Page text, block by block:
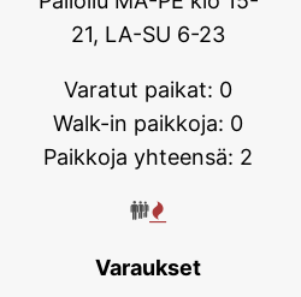
21, LA-SU 6-23
Varatut paikat: 0
Walk-in paikkoja: 0
Paikkoja yhteensä: 2
Varaukset